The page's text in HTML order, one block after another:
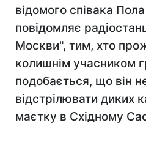
відомого співака
повідомляє
Москви", тим, хто
колишнім учасником
подобається, що він
відстрілювати диких
маєтку в Східному